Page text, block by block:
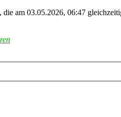
die am 03.05.2026, 06:47